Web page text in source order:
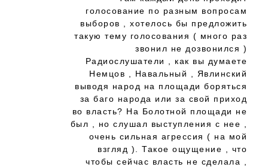
голосование по разным вопросам
выборов , хотелось бы предложить
такую тему голосования ( много раз
звонил не дозвонился )
Радиослушатели , как вы думаете
Немцов , Навальный , Явлинский
выводя народ на площади боряться
за баго народа или за свой приход
во власть? На Болотной площади не
был , но слушал выступления с нее ,
очень сильная агрессия ( на мой
взгляд ). Такое ощущение , что
чтобы сейчас власть не сделала ,